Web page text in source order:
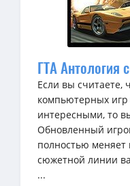
ГТА Антология
Если вы считаете,
компьютерных
интересными, то
Обновленный
полностью меняет
сюжетной линии
...